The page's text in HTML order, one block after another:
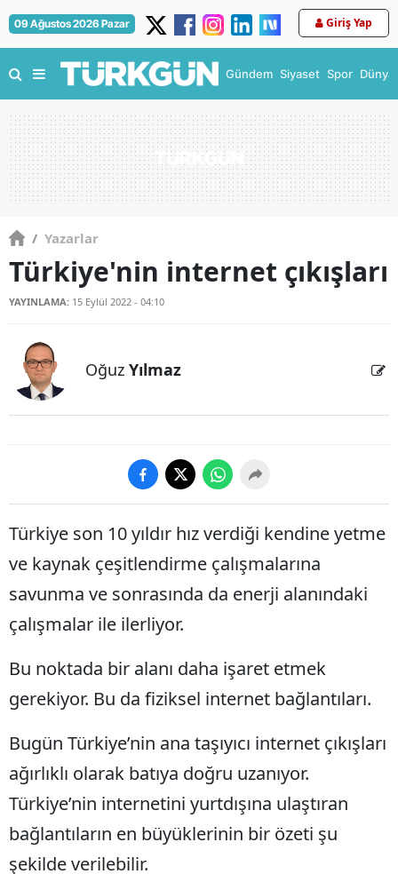
09 Ağustos 2026 Pazar Giriş Yap
Gündem Siyaset Spor Dünya
/ Yazarlar
Türkiye'nin internet çıkışları
YAYINLAMA: 15 Eylül 2022 - 04:10
Oğuz Yılmaz
Türkiye son 10 yıldır hız verdiği kendine yetme
ve kaynak çeşitlendirme çalışmalarına
savunma ve sonrasında da enerji alanındaki
çalışmalar ile ilerliyor.
Bu noktada bir alanı daha işaret etmek
gerekiyor. Bu da fiziksel internet bağlantıları.
Bugün Türkiye’nin ana taşıyıcı internet çıkışları
ağırlıklı olarak batıya doğru uzanıyor.
Türkiye’nin internetini yurtdışına ulaştıran
bağlantıların en büyüklerinin bir özeti şu
şekilde verilebilir.